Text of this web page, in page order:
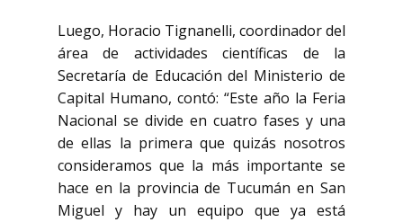
Luego, Horacio Tignanelli, coordinador del
área de actividades científicas de la
Secretaría de Educación del Ministerio de
Capital Humano, contó: “Este año la Feria
Nacional se divide en cuatro fases y una
de ellas la primera que quizás nosotros
consideramos que la más importante se
hace en la provincia de Tucumán en San
Miguel y hay un equipo que ya está